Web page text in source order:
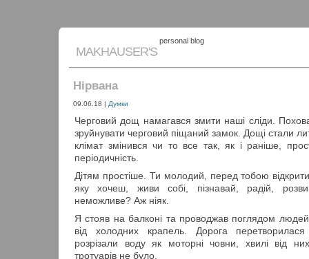
MAKHAUSER'S
personal blog
Нірвана
09.06.18 | Думки
Черговий дощ намагався змити наші сліди.
зруйнувати черговий піщаний замок. Дощі стали
клімат змінився чи то все так, як і раніше,
періодичність.
Дітям простіше. Ти молодий, перед тобою
яку хочеш, живи собі, пізнавай, радій,
неможливе? Аж ніяк.
Я стояв на балконі та проводжав поглядом
від холодних крапель. Дорога
розрізали воду як моторні човни, хвилі від
тротуарів не було.